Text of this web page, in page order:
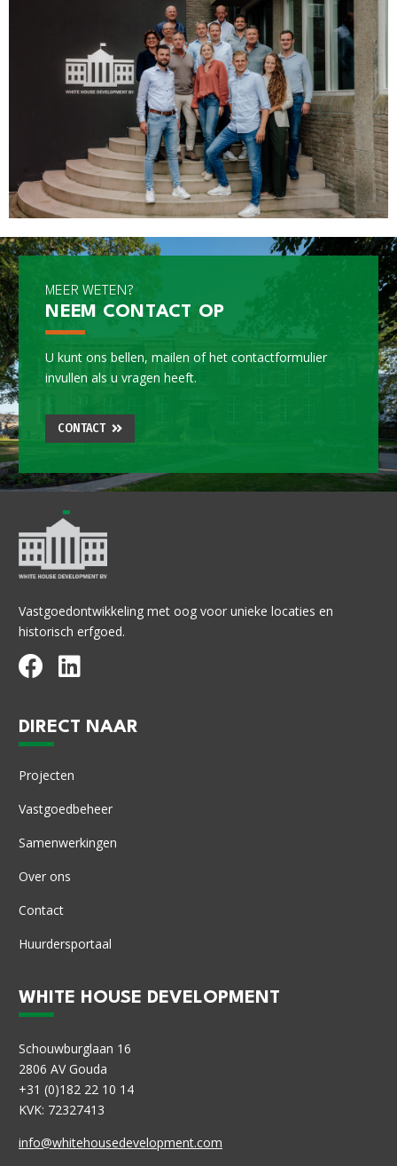
MEER WETEN?
NEEM CONTACT OP
U kunt ons bellen, mailen of het contactformulier
invullen als u vragen heeft.
CONTACT
Vastgoedontwikkeling met oog voor unieke locaties en
historisch erfgoed.
DIRECT NAAR
Projecten
Vastgoedbeheer
Samenwerkingen
Over ons
Contact
Huurdersportaal
WHITE HOUSE DEVELOPMENT
Schouwburglaan 16
2806 AV Gouda
+31 (0)182 22 10 14
KVK: 72327413
info@whitehousedevelopment.com